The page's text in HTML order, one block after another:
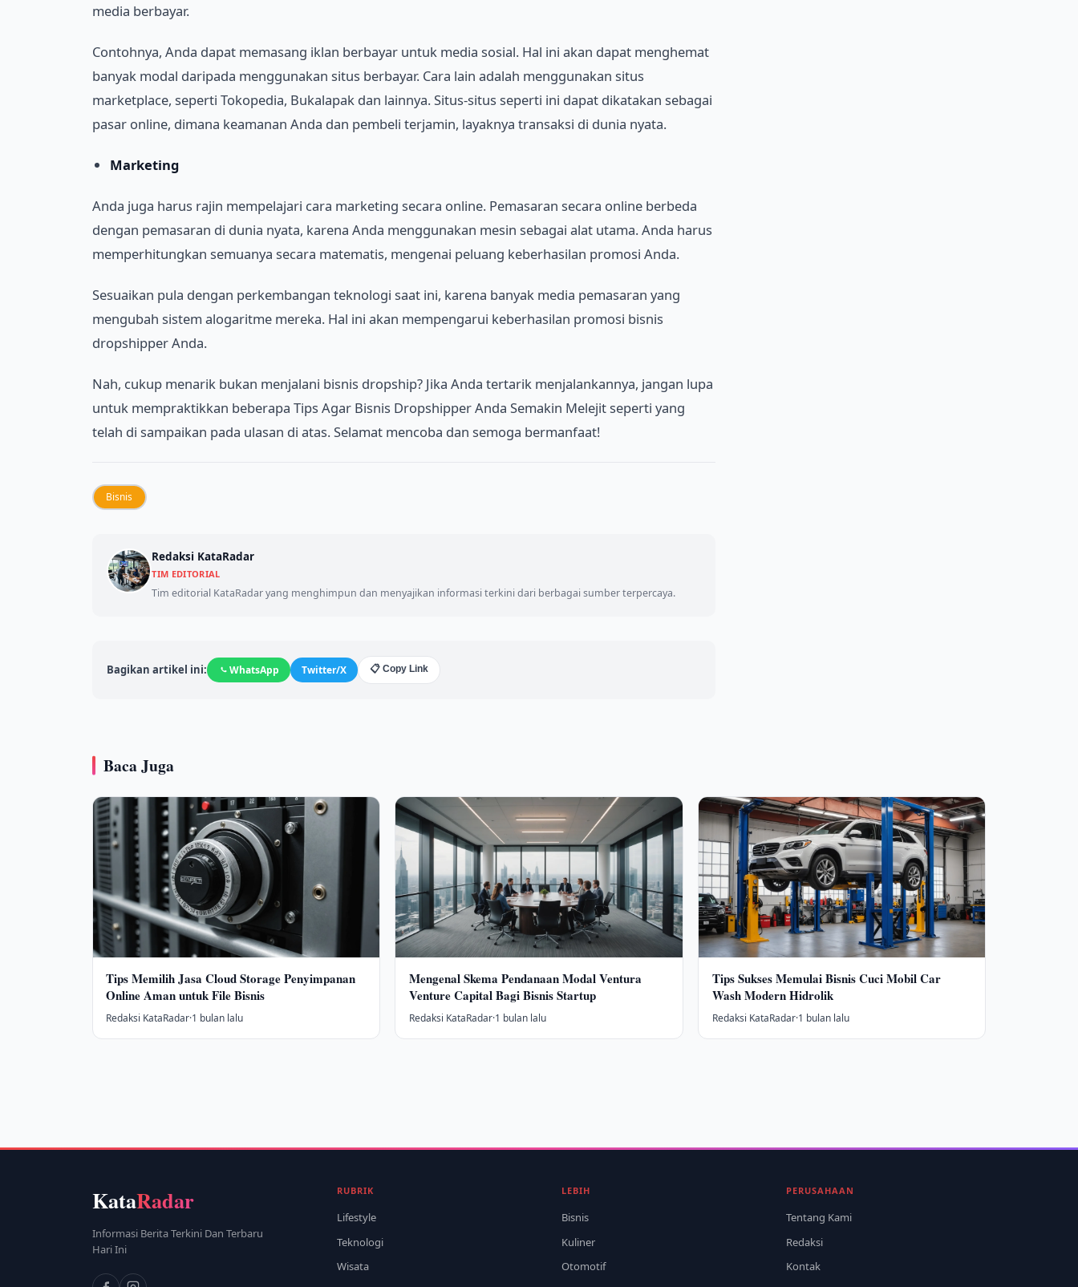
media berbayar.
Contohnya, Anda dapat memasang iklan berbayar untuk media sosial. Hal ini akan dapat menghemat
banyak modal daripada menggunakan situs berbayar. Cara lain adalah menggunakan situs
marketplace, seperti Tokopedia, Bukalapak dan lainnya. Situs-situs seperti ini dapat dikatakan sebagai
pasar online, dimana keamanan Anda dan pembeli terjamin, layaknya transaksi di dunia nyata.
Marketing
Anda juga harus rajin mempelajari cara marketing secara online. Pemasaran secara online berbeda
dengan pemasaran di dunia nyata, karena Anda menggunakan mesin sebagai alat utama. Anda harus
memperhitungkan semuanya secara matematis, mengenai peluang keberhasilan promosi Anda.
Sesuaikan pula dengan perkembangan teknologi saat ini, karena banyak media pemasaran yang
mengubah sistem alogaritme mereka. Hal ini akan mempengarui keberhasilan promosi bisnis
dropshipper Anda.
Nah, cukup menarik bukan menjalani bisnis dropship? Jika Anda tertarik menjalankannya, jangan lupa
untuk mempraktikkan beberapa Tips Agar Bisnis Dropshipper Anda Semakin Melejit seperti yang
telah di sampaikan pada ulasan di atas. Selamat mencoba dan semoga bermanfaat!
Bisnis
Redaksi KataRadar
TIM EDITORIAL
Tim editorial KataRadar yang menghimpun dan menyajikan informasi terkini dari berbagai sumber terpercaya.
Bagikan artikel ini: WhatsApp Twitter/X 📋 Copy Link
Baca Juga
Tips Memilih Jasa Cloud Storage Penyimpanan
Online Aman untuk File Bisnis
Redaksi KataRadar·1 bulan lalu
Mengenal Skema Pendanaan Modal Ventura
Venture Capital Bagi Bisnis Startup
Redaksi KataRadar·1 bulan lalu
Tips Sukses Memulai Bisnis Cuci Mobil Car
Wash Modern Hidrolik
Redaksi KataRadar·1 bulan lalu
KataRadar
Informasi Berita Terkini Dan Terbaru
Hari Ini
RUBRIK
Lifestyle
Teknologi
Wisata
LEBIH
Bisnis
Kuliner
Otomotif
PERUSAHAAN
Tentang Kami
Redaksi
Kontak